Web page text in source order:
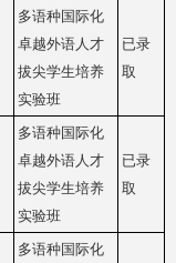
多语种国际化
卓越外语人才
拔尖学生培养
实验班
已录
取
多语种国际化
卓越外语人才
拔尖学生培养
实验班
已录
取
多语种国际化